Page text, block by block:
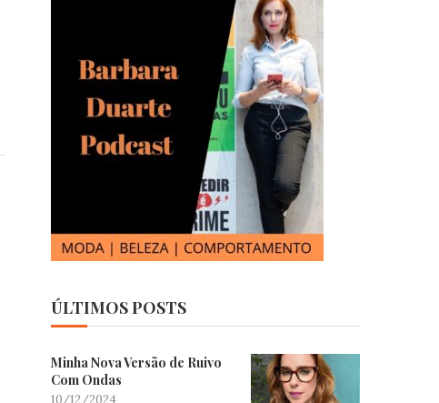
ÚLTIMOS POSTS
Minha Nova Versão de Ruivo
Com Ondas